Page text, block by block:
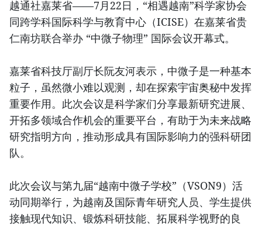
越通社嘉莱省——7月22日，“相遇越南”科学家协会
同跨学科国际科学与教育中心（ICISE）在嘉莱省贵
仁南坊联合举办 “中微子物理” 国际会议开幕式。
嘉莱省科技厅副厅长阮友河表示，中微子是一种基本
粒子，虽然微小难以观测，却在探索宇宙奥秘中发挥
重要作用。此次会议是科学家们分享最新研究进展、
开拓多领域合作机会的重要平台，有助于为未来战略
研究指明方向，推动形成具有国际影响力的强科研团
队。
此次会议与第九届“越南中微子学校”（VSON9）活
动同期举行，为越南及国际青年研究人员、学生提供
接触现代知识、锻炼科研技能、拓展科学视野的良